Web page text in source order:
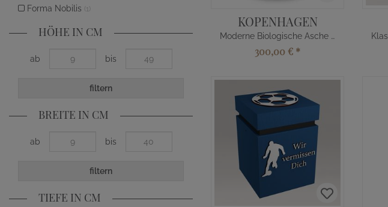
KOPENHAGEN
Moderne Biologische Asche Urne in Gold Schwarz
300,00 € *
Forma Nobilis (1)
HÖHE IN CM
ab bis
filtern
BREITE IN CM
ab bis
filtern
TIEFE IN CM